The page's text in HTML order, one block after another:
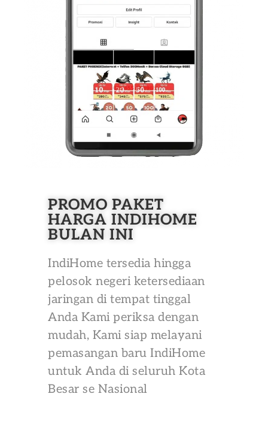
PROMO PAKET
HARGA INDIHOME
BULAN INI
IndiHome tersedia hingga
pelosok negeri ketersediaan
jaringan di tempat tinggal
Anda Kami periksa dengan
mudah, Kami siap melayani
pemasangan baru IndiHome
untuk Anda di seluruh Kota
Besar se Nasional